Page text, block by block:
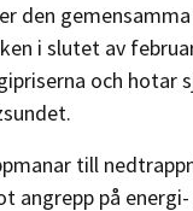
den gemensamma
i slutet av
och hotar
till
angrepp på energi-